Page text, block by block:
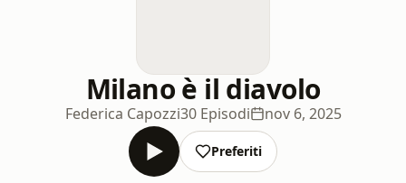
Milano è il diavolo
Federica Capozzi30 Episodi nov 6, 2025
Preferiti